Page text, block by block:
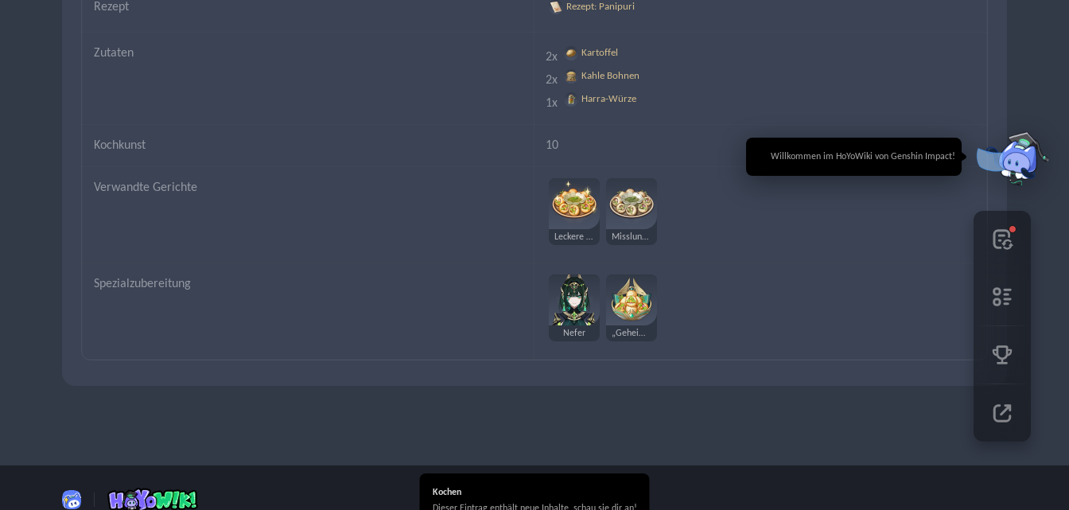
🎉 Willkommen im HoYoWiki von Genshin Impact!
Rezept Rezept: Panipuri
Zutaten 2x Kartoffel
2x Kahle Bohnen
1x Harra-Würze
Kochkunst 10
Verwandte Gerichte
Leckere Panipuri Misslungene Panipuri
Spezialzubereitung
Nefer „Geheimgeschäfte“
Kochen